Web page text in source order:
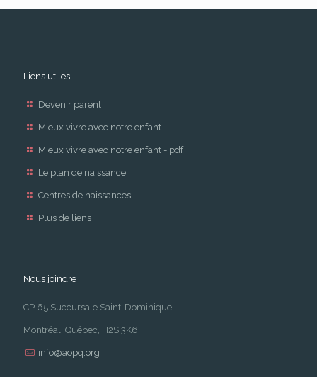
Liens utiles
Devenir parent
Mieux vivre avec notre enfant
Mieux vivre avec notre enfant - pdf
Le plan de naissance
Centres de naissances
Plus de liens
Nous joindre
CP 65 Succursale Saint-Dominique
Montréal, Québec, H2S 3K6
info@aopq.org